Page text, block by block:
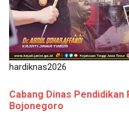
hardiknas2026
Cabang Dinas
Bojonegoro